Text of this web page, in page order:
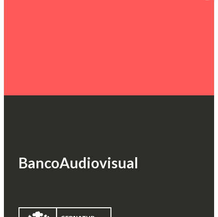
BancoAudiovisual